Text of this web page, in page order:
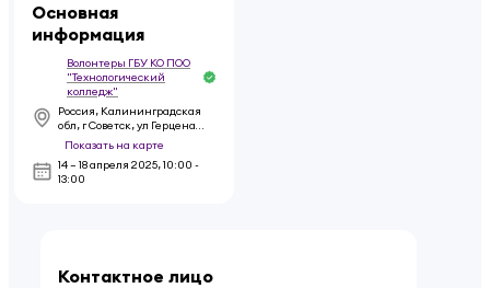
Основная
информация
Волонтеры ГБУ КО ПОО
"Технологический
колледж"
Россия, Калининградская
обл, г Советск, ул Герцена,
д 5
Показать на карте
14 – 18 апреля 2025,10:00 -
13:00
Контактное лицо